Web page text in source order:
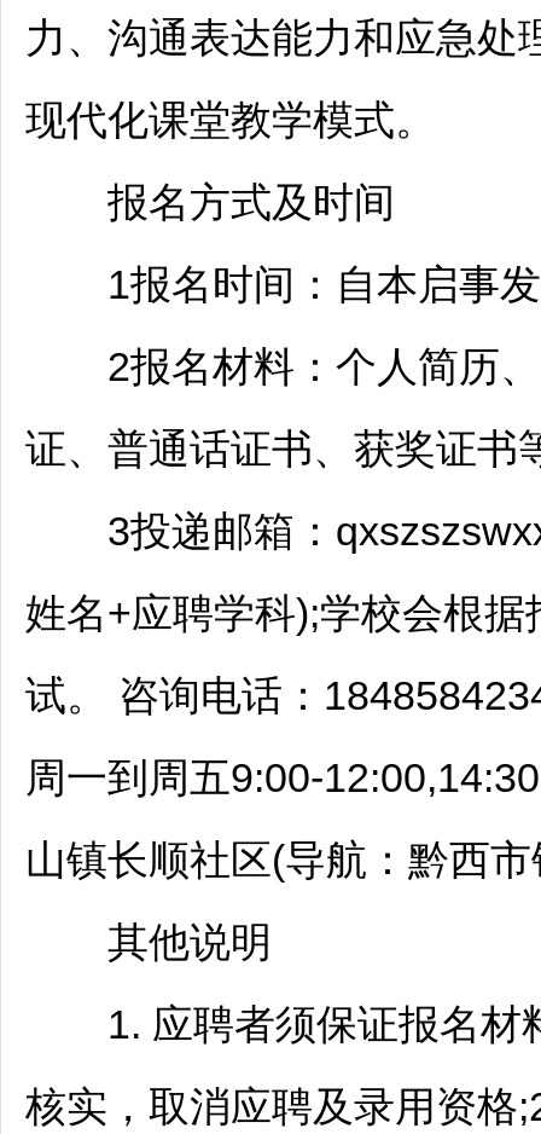
力、沟通表达能力和应急处
现代化课堂教学模式。
报名方式及时间
1报名时间：自本启事发
2报名材料：个人简历、
证、普通话证书、获奖证书
3投递邮箱：
姓名+应聘学科);学校会根
试。 咨询电话：
周一到周五9:00-
山镇长顺社区(导航：黔西
其他说明
1. 应聘者须保证报名材
核实，取消应聘及录用资格